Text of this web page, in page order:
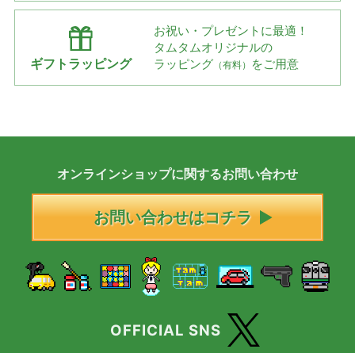
ギフトラッピング
お祝い・プレゼントに最適！
タムタムオリジナルの
ラッピング （有料） をご用意
オンラインショップに関するお問い合わせ
お問い合わせはコチラ
OFFICIAL SNS